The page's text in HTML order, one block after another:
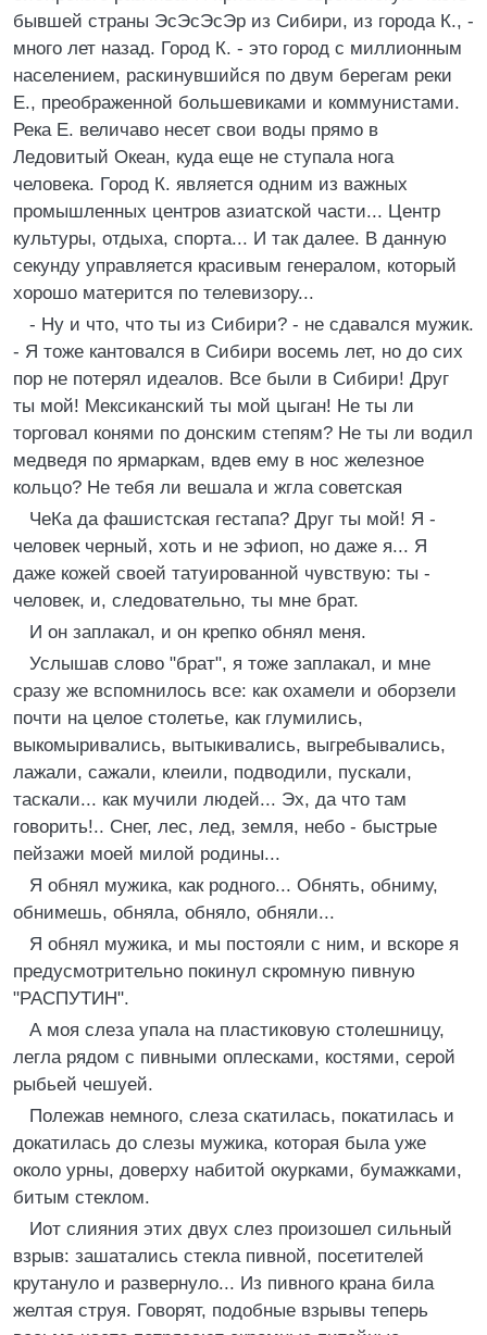
бывшей страны ЭсЭсЭсЭр из Сибири, из города К., -
много лет назад. Город К. - это город с миллионным
населением, раскинувшийся по двум берегам реки
Е., преображенной большевиками и коммунистами.
Река Е. величаво несет свои воды прямо в
Ледовитый Океан, куда еще не ступала нога
человека. Город К. является одним из важных
промышленных центров азиатской части... Центр
культуры, отдыха, спорта... И так далее. В данную
секунду управляется красивым генералом, который
хорошо матерится по телевизору...
- Ну и что, что ты из Сибири? - не сдавался мужик.
- Я тоже кантовался в Сибири восемь лет, но до сих
пор не потерял идеалов. Все были в Сибири! Друг
ты мой! Мексиканский ты мой цыган! Не ты ли
торговал конями по донским степям? Не ты ли водил
медведя по ярмаркам, вдев ему в нос железное
кольцо? Не тебя ли вешала и жгла советская
ЧеКа да фашистская гестапа? Друг ты мой! Я -
человек черный, хоть и не эфиоп, но даже я... Я
даже кожей своей татуированной чувствую: ты -
человек, и, следовательно, ты мне брат.
И он заплакал, и он крепко обнял меня.
Услышав слово "брат", я тоже заплакал, и мне
сразу же вспомнилось все: как охамели и оборзели
почти на целое столетье, как глумились,
выкомыривались, вытыкивались, выгребывались,
лажали, сажали, клеили, подводили, пускали,
таскали... как мучили людей... Эх, да что там
говорить!.. Снег, лес, лед, земля, небо - быстрые
пейзажи моей милой родины...
Я обнял мужика, как родного... Обнять, обниму,
обнимешь, обняла, обняло, обняли...
Я обнял мужика, и мы постояли с ним, и вскоре я
предусмотрительно покинул скромную пивную
"РАСПУТИН".
А моя слеза упала на пластиковую столешницу,
легла рядом с пивными оплесками, костями, серой
рыбьей чешуей.
Полежав немного, слеза скатилась, покатилась и
докатилась до слезы мужика, которая была уже
около урны, доверху набитой окурками, бумажками,
битым стеклом.
Иот слияния этих двух слез произошел сильный
взрыв: зашатались стекла пивной, посетителей
крутануло и развернуло... Из пивного крана била
желтая струя. Говорят, подобные взрывы теперь